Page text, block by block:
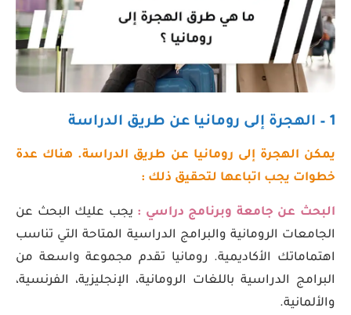
1 – الهجرة إلى رومانيا عن طريق الدراسة
يمكن الهجرة إلى رومانيا عن طريق الدراسة. هناك عدة
خطوات يجب اتباعها لتحقيق ذلك :
البحث عن جامعة وبرنامج دراسي : يجب عليك البحث عن
الجامعات الرومانية والبرامج الدراسية المتاحة التي تناسب
اهتماماتك الأكاديمية. رومانيا تقدم مجموعة واسعة من
البرامج الدراسية باللغات الرومانية، الإنجليزية، الفرنسية،
والألمانية.